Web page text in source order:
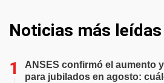
Noticias más leídas
ANSES confirmó el aumento
para jubilados en agosto: